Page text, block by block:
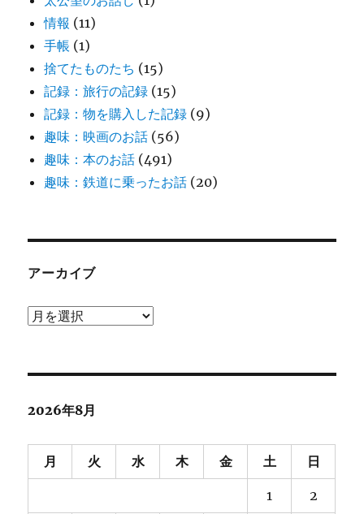
情報 (11)
手帳 (1)
捨てたものたち (15)
記録：旅行の記録 (15)
記録：物を購入した記録 (9)
趣味：映画のお話 (56)
趣味：本のお話 (491)
趣味：鉄道に乗ったお話 (20)
アーカイブ
ア
ブ
2026年8月
月 火 水 木 金 土 日
1 2